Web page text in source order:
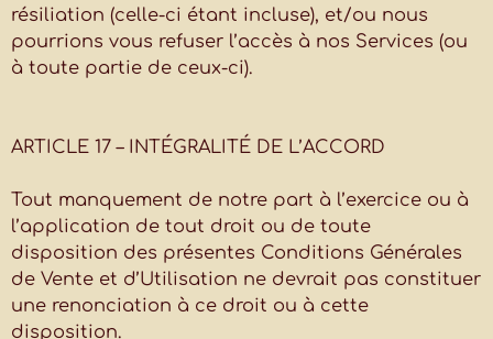
résiliation (celle-ci étant incluse), et/ou nous
pourrions vous refuser l’accès à nos Services (ou
à toute partie de ceux-ci).
ARTICLE 17 – INTÉGRALITÉ DE L’ACCORD
Tout manquement de notre part à l’exercice ou à
l’application de tout droit ou de toute
disposition des présentes Conditions Générales
de Vente et d’Utilisation ne devrait pas constituer
une renonciation à ce droit ou à cette
disposition.